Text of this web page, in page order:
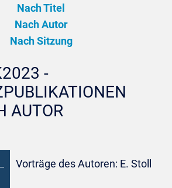
Nach Titel
Nach Autor
Nach Sitzung
-
AUTOR
Vorträge des Autoren: E. Stoll